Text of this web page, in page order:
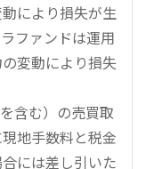
により損失が生
ファンドは運用
変動により損失
含む）の売買取
地手数料と税金
には差し引いた